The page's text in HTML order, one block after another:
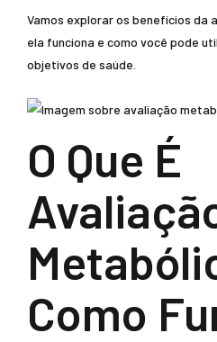
Vamos explorar os benefícios da
ela funciona e como você pode
objetivos de saúde.
O Que É
Como